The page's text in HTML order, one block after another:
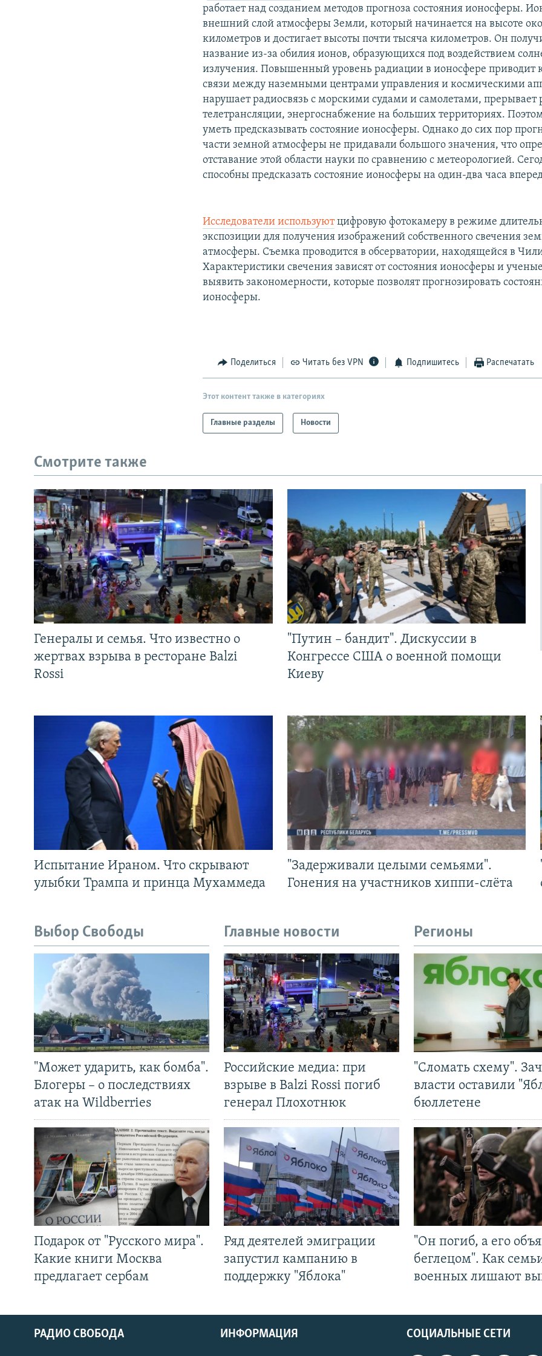
работает над созданием методов прогноза состояния ионосферы.
внешний слой атмосферы Земли, который начинается на высоте
километров и достигает высоты почти тысяча километров. Он
название из-за обилия ионов, образующихся под воздействием
излучения. Повышенный уровень радиации в ионосфере приводит
связи между наземными центрами управления и космическими
нарушает радиосвязь с морскими судами и самолетами, прерывает
телетрансляции, энергоснабжение на больших территориях.
уметь предсказывать состояние ионосферы. Однако до сих пор
части земной атмосферы не придавали большого значения, что
отставание этой области науки по сравнению с метеорологией.
способны предсказать состояние ионосферы на один-два часа
Исследователи используютцифровую фотокамеру в режиме
экспозиции для получения изображений собственного свечения
атмосферы. Съемка проводится в обсерватории, находящейся в
Характеристики свечения зависят от состояния ионосферы и
выявить закономерности, которые позволят прогнозировать
ионосферы.
Поделиться Читать без VPN Подпишитесь Распечатать
Этот контент также в категориях
Главные разделы Новости
Смотрите также
Генералы и семья. Что известно о
жертвах взрыва в ресторане Balzi
Rossi
"Путин – бандит". Дискуссии в
Конгрессе США о военной помощи
Киеву
Испытание Ираном. Что скрывают
улыбки Трампа и принца Мухаммеда
"Задерживали целыми семьями".
Гонения на участников хиппи-слёта
Выбор Свободы
"Может ударить, как бомба".
Блогеры – о последствиях
атак на Wildberries
Подарок от "Русского мира".
Какие книги Москва
предлагает сербам
Главные новости
Российские медиа: при
взрыве в Balzi Rossi погиб
генерал Плохотнюк
Ряд деятелей эмиграции
запустил кампанию в
поддержку "Яблока"
Регионы
"Сломать схему".
власти оставили
бюллетене
"Он погиб, а его
беглецом". Как
военных лишают
СОЦИАЛЬНЫЕ СЕТИ
РАДИО СВОБОДА ИНФОРМАЦИЯ